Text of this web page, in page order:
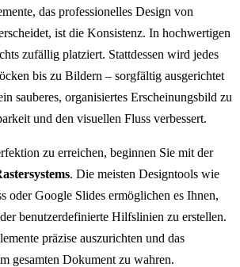
das professionelles Design von
ist die Konsistenz. In hochwertigen
zufällig platziert. Stattdessen wird jedes
bis zu Bildern – sorgfältig ausgerichtet
sauberes, organisiertes Erscheinungsbild zu
und den visuellen Fluss verbessert.
zu erreichen, beginnen Sie mit der
. Die meisten Designtools wie
oder Google Slides ermöglichen es Ihnen,
benutzerdefinierte Hilfslinien zu erstellen.
präzise auszurichten und das
gesamten Dokument zu wahren.